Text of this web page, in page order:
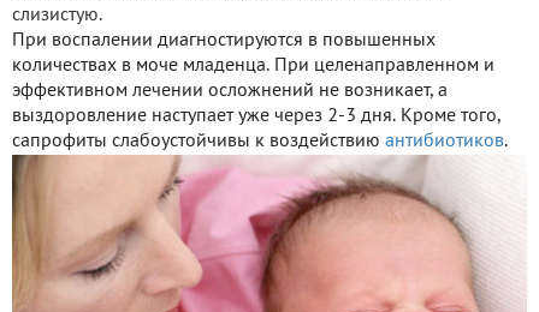
слизистую.
При воспалении диагностируются в повышенных
количествах в моче младенца. При целенаправленном и
эффективном лечении осложнений не возникает, а
выздоровление наступает уже через 2-3 дня. Кроме того,
сапрофиты слабоустойчивы к воздействию антибиотиков.